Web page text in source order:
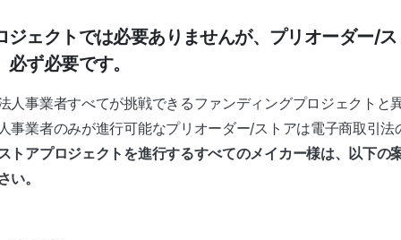
ジェクトでは必要ありませんが、プリオーダー/
ず必要です。
人事業者すべてが挑戦できるファンディングプロジェクトと
事業者のみが進行可能なプリオーダー/ストアは電子商取引法
トアプロジェクトを進行するすべてのメイカー様は、以下の
い。